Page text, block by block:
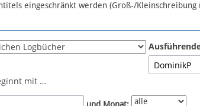
eingeschränkt werden (Groß-/Kleinschreibung
mit …